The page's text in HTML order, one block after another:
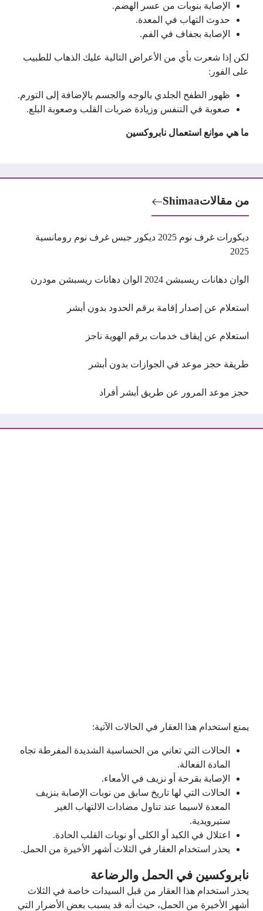
الإصابة بنوبات من عسر الهضم.
حدوث التهاب في المعدة.
الإصابة بجفاف في الفم.
لكن إذا شعرت بأي من الأعراض التالية عليك الذهاب للطبيب
على الفور:
ظهور الطفح الجلدي بالوجه والجسم بالإضافة إلى التورم.
صعوبة في التنفس وزيادة ضربات القلب وصعوبة البلع.
ما هي موانع استعمال نابروكسين
من مقالاتShimaa
ديكورات غرف نوم 2025 ديكور جبس غرف نوم رومانسية
2025
الوان دهانات ريسبشن 2024 الوان دهانات ريسبشن مودرن
استعلام عن إصدار إقامة برقم الحدود بدون أبشر
استعلام عن إيقاف خدمات برقم الهوية ناجز
طريقة حجز موعد في الجوازات بدون أبشر
حجز موعد المرور عن طريق أبشر أفراد
يمنع استخدام هذا العقار في الحالات الآتية:
الحالات التي تعاني من الحساسية الشديدة المفرطة تجاه
المادة الفعالة.
الإصابة بقرحة أو نزيف في الأمعاء.
الحالات التي لها تاريخ سابق من نوبات الإصابة بنزيف
المعدة لاسيما عند تناول مضادات الالتهاب الغير
ستيرويدية.
اعتلال في الكبد أو الكلى أو نوبات القلب الحادة.
يحذر استخدام العقار في الثلاث أشهر الأخيرة من الحمل.
نابروكسين في الحمل والرضاعة
يحذر استخدام هذا العقار من قبل السيدات خاصة في الثلاث
أشهر الأخيرة من الحمل، حيث أنه قد يسبب بعض الأضرار التي